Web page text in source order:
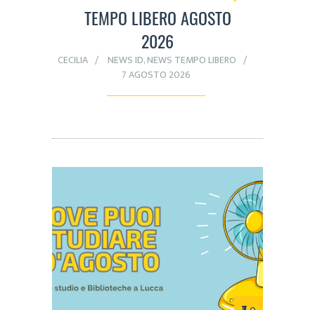
TEMPO LIBERO AGOSTO
2026
CECILIA NEWS ID,NEWS TEMPO LIBERO
7 AGOSTO 2026